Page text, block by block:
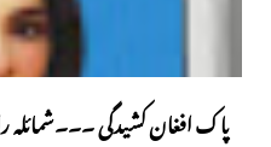
پاک افغان کشیدگی ۔۔۔شمائلہ